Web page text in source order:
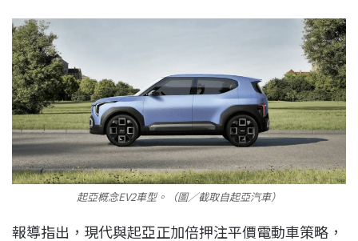
起亞概念EV2車型。（圖／截取自起亞汽車）
報導指出，現代與起亞正加倍押注平價電動車策略，